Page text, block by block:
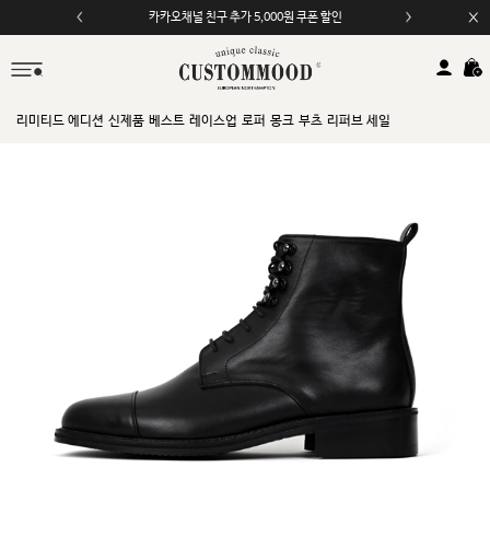
카카오채널 친구 추가 5,000원 쿠폰 할인
리미티드 에디션 신제품 베스트 레이스업 로퍼 몽크 부츠 리퍼브 세일